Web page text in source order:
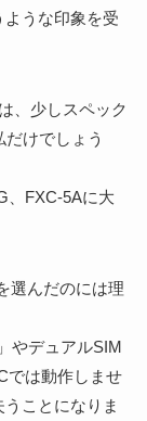
ような印象を受
、少しスペック
けでしょう
、FXC-5Aに大
選んだのには理
」やデュアルSIM
では動作しませ
ことになりま